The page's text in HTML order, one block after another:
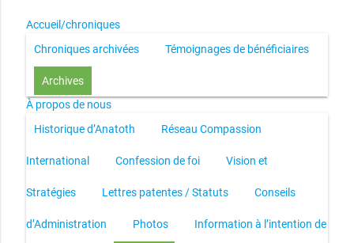
Accueil/chroniques
Chroniques archivées
Témoignages de bénéficiaires
Archives
À propos de nous
Historique d’Anatoth
Réseau Compassion
International Confession de foi Vision et
Stratégies Lettres patentes / Statuts Conseils
d’Administration Photos Information à l’intention de